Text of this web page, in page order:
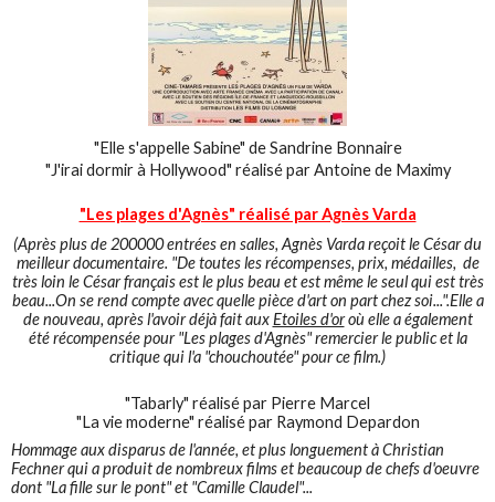
"Elle s'appelle Sabine" de Sandrine Bonnaire
"J'irai dormir à Hollywood" réalisé par Antoine de Maximy
"Les plages d'Agnès" réalisé par Agnès Varda
(Après plus de 200000 entrées en salles, Agnès Varda reçoit le César du
meilleur documentaire. "De toutes les récompenses, prix, médailles, de
très loin le César français est le plus beau et est même le seul qui est très
beau...On se rend compte avec quelle pièce d'art on part chez soi...".Elle a
de nouveau, après l'avoir déjà fait auxEtoiles d'oroù elle a également
été récompensée pour "Les plages d'Agnès" remercier le public et la
critique qui l'a "chouchoutée" pour ce film.)
"Tabarly" réalisé par Pierre Marcel
"La vie moderne" réalisé par Raymond Depardon
Hommage aux disparus de l'année, et plus longuement à Christian
Fechner qui a produit de nombreux films et beaucoup de chefs d'oeuvre
dont "La fille sur le pont" et "Camille Claudel"...